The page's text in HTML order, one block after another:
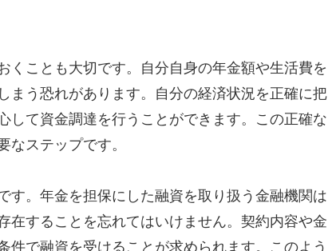
くことも大切です。自分自身の年金額や生活費を
まう恐れがあります。自分の経済状況を正確に把
して資金調達を行うことができます。この正確な
なステップです。
す。年金を担保にした融資を取り扱う金融機関は
在することを忘れてはいけません。契約内容や金
で融資を受けることが求められます。このよう